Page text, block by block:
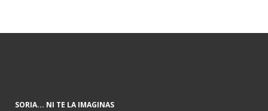
SORIA... NI TE LA IMAGINAS